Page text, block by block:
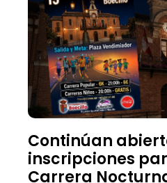
Continúan
inscripciones
Carrera